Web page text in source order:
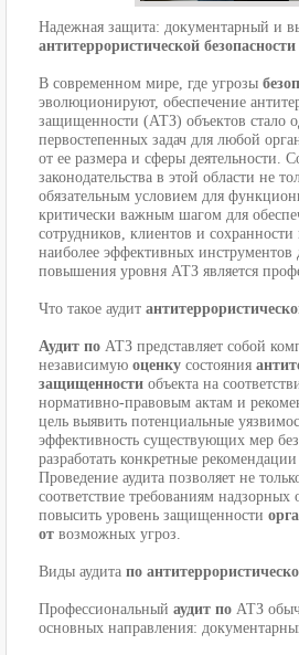
Надежная защита: документарный и
антитеррористической безопасности
В современном мире, где угрозы
эволюционируют, обеспечение
защищенности (АТЗ) объектов стало
первостепенных задач для любой
от ее размера и сферы деятельности.
законодательства в этой области не
обязательным условием для
критически важным шагом для
сотрудников, клиентов и
наиболее эффективных инструментов
повышения уровня АТЗ является
Что такое аудит
Аудит по АТЗ представляет собой
независимую оценку состояния
защищенности объекта на
нормативно-правовым актам и
цель выявить потенциальные
эффективность существующих мер
разработать конкретные
Проведение аудита позволяет не
соответствие требованиям надзорных
повысить уровень защищенности
от возможных угроз.
Виды аудита по
Профессиональный аудит по АТЗ
основных направления: